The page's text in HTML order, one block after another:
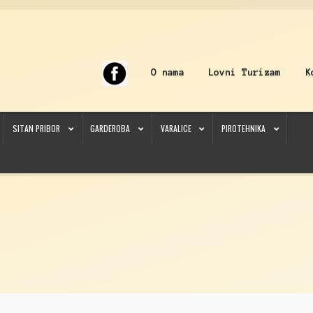
O nama Lovni Turizam
SITAN PRIBOR GARDEROBA VARALICE PIROTEHNIKA
SomovskiSpinningSpodŠtapoviTeleskopiTorbe/FutroleUdiceUdiceUniverzalni štapovi